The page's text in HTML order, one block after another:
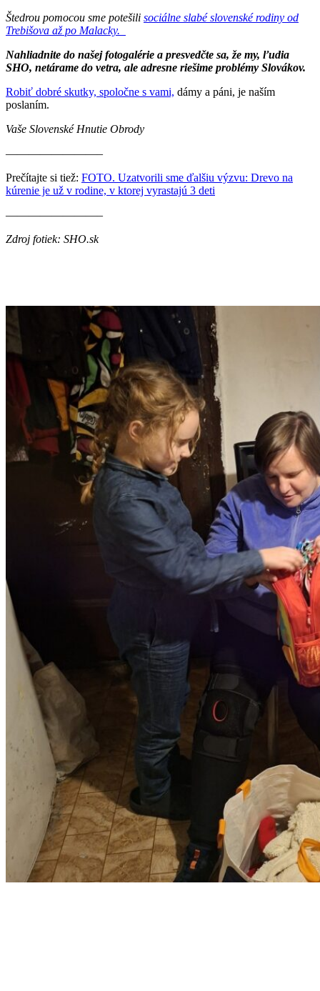
Štedrou pomocou sme potešili sociálne slabé slovenské rodiny od
Trebišova až po Malacky.
Nahliadnite do našej fotogalérie a presvedčte sa, že my, ľudia
SHO, netárame do vetra, ale adresne riešime problémy Slovákov.
Robiť dobré skutky, spoločne s vami, dámy a páni, je naším
poslaním.
Vaše Slovenské Hnutie Obrody
————————–
Prečítajte si tiež: FOTO. Uzatvorili sme ďalšiu výzvu: Drevo na
kúrenie je už v rodine, v ktorej vyrastajú 3 deti
————————–
Zdroj fotiek: SHO.sk